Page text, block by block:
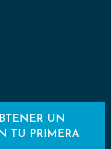
UN
TU PRIMERA